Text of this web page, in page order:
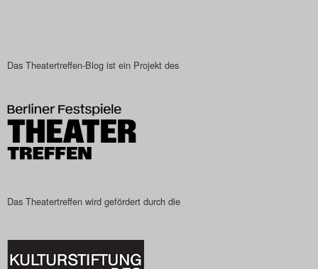
Das Theatertreffen-Blog
Das Theatertreffen-Blog
Archiv
Das Theatertreffen-Blog ist ein Projekt des
Das Theatertreffen wird gefördert durch die